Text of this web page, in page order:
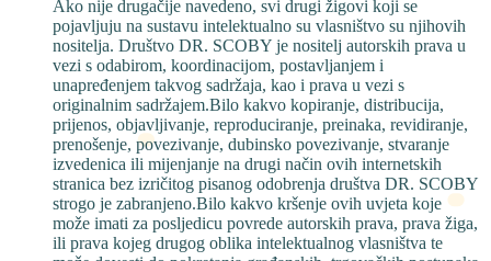
Ako nije drugačije navedeno, svi drugi žigovi koji se
pojavljuju na sustavu intelektualno su vlasništvo su njihovih
nositelja. Društvo DR. SCOBY je nositelj autorskih prava u
vezi s odabirom, koordinacijom, postavljanjem i
unapređenjem takvog sadržaja, kao i prava u vezi s
originalnim sadržajem.Bilo kakvo kopiranje, distribucija,
prijenos, objavljivanje, reproduciranje, preinaka, revidiranje,
prenošenje, povezivanje, dubinsko povezivanje, stvaranje
izvedenica ili mijenjanje na drugi način ovih internetskih
stranica bez izričitog pisanog odobrenja društva DR. SCOBY
strogo je zabranjeno.Bilo kakvo kršenje ovih uvjeta koje
može imati za posljedicu povrede autorskih prava, prava žiga,
ili prava kojeg drugog oblika intelektualnog vlasništva te